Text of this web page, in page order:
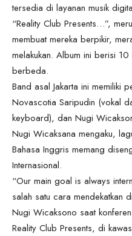
tersedia di layanan musik
“Reality Club Presents…”,
membuat mereka berpikir,
melakukan. Album ini berisi
berbeda.
Band asal Jakarta ini memiliki
Novascotia Saripudin (vokal
keyboard), dan Nugi
Nugi Wicaksana mengaku,
Bahasa Inggris memang
Internasional.
“Our main goal is always
salah satu cara mendekatkan
Nugi Wicaksono saat
Reality Club Presents, di